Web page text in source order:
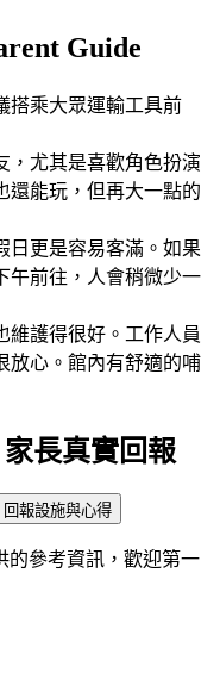
Guide
搭乘大眾運輸工具前
，尤其是喜歡角色扮演
還能玩，但再大一點的
日更是容易客滿。如果
午前往，人會稍微少一
維護得很好。工作人員
放心。館內有舒適的哺
長真實回報
報設施與心得
的參考資訊，歡迎第一